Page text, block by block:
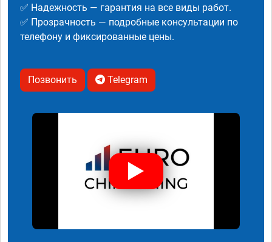
✅ Надежность — гарантия на все виды работ.
✅ Прозрачность — подробные консультации по
телефону и фиксированные цены.
Позвонить Telegram